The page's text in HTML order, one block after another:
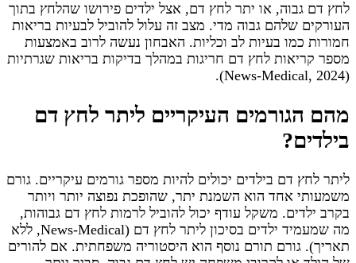
לחץ דם גבוה, או יתר לחץ דם, אצל ילדים פירושו שהלחץ בתוך
העורקים שלהם גבוה מדי. מצב זה עלול להוביל לבעיות בריאות
חמורות כמו בעיות לב וכליות. האבחון נעשה לרוב באמצעות
מספר קריאות לחץ דם חריגות במהלך בדיקות בריאות שגרתיות
(News-Medical, 2024).
מהם הגורמים העיקריים ליתר לחץ דם
בילדים?
ליתר לחץ דם בילדים יכולים להיות מספר גורמים עיקריים. גורם
משמעותי אחד הוא השמנת יתר, שהופכת נפוצה יותר ויותר
בקרב ילדים. משקל עודף יכול להוביל לרמות לחץ דם גבוהות,
מה שמעמיד ילדים בסיכון ליתר לחץ דם (News-Medical, ללא
תאריך). גורם תורם נוסף הוא היסטוריה משפחתית. אם להורים